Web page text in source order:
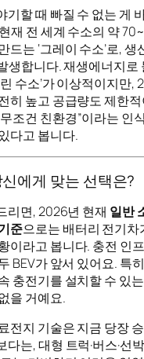
기할 때 빠질 수 없는 게
재 전 세계 수소의 약
드는 ‘그레이 수소’로, 생
생합니다. 재생에너지로
수소’가 이상적이지만,
히 높고 공급량도 제한
조건 친환경”이라는 인
다고 봅니다.
에게 맞는 선택은?
리면, 2026년 현재 일반
준으로는 배터리 전기차
이라고 봅니다. 충전 인
BEV가 앞서 있어요. 특
충전기를 설치할 수 있
을 거예요.
전지 기술은 지금 당장
는, 대형 트럭·버스·선